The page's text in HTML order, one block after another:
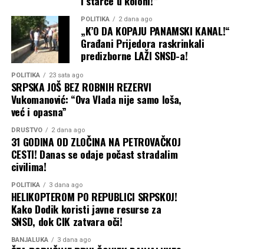
POLITIKA 2 dana ago
„K’O DA KOPAJU PANAMSKI KANAL!“
Građani Prijedora raskrinkali
predizborne LAŽI SNSD-a!
POLITIKA 23 sata ago
SRPSKA JOŠ BEZ ROBNIH REZERVI
Vukomanović: “Ova Vlada nije samo loša,
već i opasna”
DRUŠTVO 2 dana ago
31 GODINA OD ZLOČINA NA PETROVAČKOJ
CESTI! Danas se odaje počast stradalim
civilima!
POLITIKA 3 dana ago
HELIKOPTEROM PO REPUBLICI SRPSKOJ!
Kako Dodik koristi javne resurse za
SNSD, dok CIK zatvara oči!
BANJALUKA 3 dana ago